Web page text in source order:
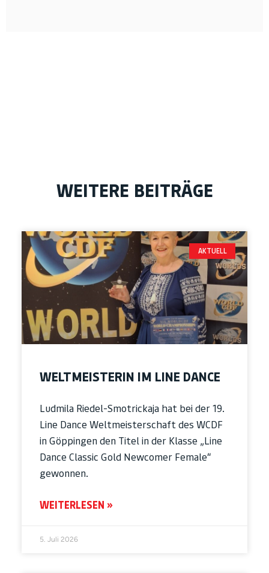
WEITERE BEITRÄGE
AKTUELL
WELTMEISTERIN IM LINE DANCE
Ludmila Riedel-Smotrickaja hat bei der 19.
Line Dance Weltmeisterschaft des WCDF
in Göppingen den Titel in der Klasse „Line
Dance Classic Gold Newcomer Female“
gewonnen.
WEITERLESEN »
5. Juli 2026